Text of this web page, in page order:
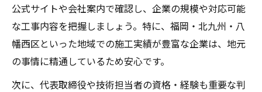
公式サイトや会社案内で確認し、企業の規模や対応可能
な工事内容を把握しましょう。特に、福岡・北九州・八
幡西区といった地域での施工実績が豊富な企業は、地元
の事情に精通しているため安心です。
次に、代表取締役や技術担当者の資格・経験も重要な判